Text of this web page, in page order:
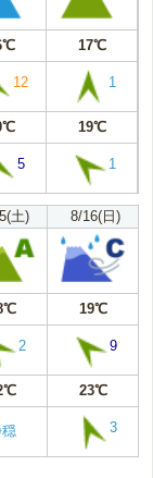
17℃
12 1
19℃
5 1
土) 8/16(日)
19℃
2 9
23℃
3